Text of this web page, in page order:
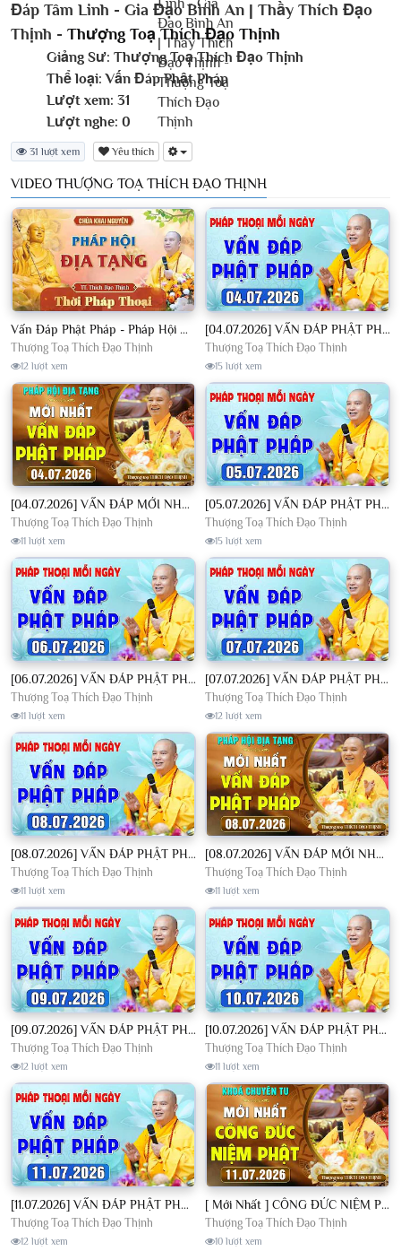
Đáp Tâm Linh - Gia Đạo Bình An | Thầy Thích Đạo
Thịnh - Thượng Toạ Thích Đạo Thịnh
Giảng Sư: Thượng Toạ Thích Đạo Thịnh
Thể loại: Vấn Đáp Phật Pháp
Lượt xem: 31
Lượt nghe: 0
31 lượt xem Yêu thích
VIDEO THƯỢNG TOẠ THÍCH ĐẠO THỊNH
Vấn Đáp Phật Pháp - Pháp Hội Địa Tạng Ngày 01/08/2026│TT. Thích Đạo Thịnh
Thượng Toạ Thích Đạo Thịnh
12 lượt xem
[04.07.2026] VẤN ĐÁP PHẬT PHÁP - Nghe Thầy giảng Pháp mỗi ngày CÔNG ĐỨC VÔ LƯỢNG│TT. Thích Đạo Thịnh
Thượng Toạ Thích Đạo Thịnh
15 lượt xem
[04.07.2026] VẤN ĐÁP MỚI NHẤT - Pháp Hội Địa Tạng Chùa Khai Nguyên | TT. Thích Đạo Thịnh
Thượng Toạ Thích Đạo Thịnh
11 lượt xem
[05.07.2026] VẤN ĐÁP PHẬT PHÁP - Nghe Thầy giảng Pháp mỗi ngày CÔNG ĐỨC VÔ LƯỢNG│TT. Thích Đạo Thịnh
Thượng Toạ Thích Đạo Thịnh
15 lượt xem
[06.07.2026] VẤN ĐÁP PHẬT PHÁP - Nghe Thầy giảng Pháp mỗi ngày CÔNG ĐỨC VÔ LƯỢNG│TT. Thích Đạo Thịnh
Thượng Toạ Thích Đạo Thịnh
11 lượt xem
[07.07.2026] VẤN ĐÁP PHẬT PHÁP - Nghe Thầy giảng Pháp mỗi ngày CÔNG ĐỨC VÔ LƯỢNG│TT. Thích Đạo Thịnh
Thượng Toạ Thích Đạo Thịnh
12 lượt xem
[08.07.2026] VẤN ĐÁP PHẬT PHÁP - Nghe Thầy giảng Pháp mỗi ngày CÔNG ĐỨC VÔ LƯỢNG│TT. Thích Đạo Thịnh
Thượng Toạ Thích Đạo Thịnh
11 lượt xem
[08.07.2026] VẤN ĐÁP MỚI NHẤT - Pháp Hội Địa Tạng Chùa Khai Nguyên | TT. Thích Đạo Thịnh
Thượng Toạ Thích Đạo Thịnh
11 lượt xem
[09.07.2026] VẤN ĐÁP PHẬT PHÁP - Nghe Thầy giảng Pháp mỗi ngày CÔNG ĐỨC VÔ LƯỢNG│TT. Thích Đạo Thịnh
Thượng Toạ Thích Đạo Thịnh
12 lượt xem
[10.07.2026] VẤN ĐÁP PHẬT PHÁP - Nghe Thầy giảng Pháp mỗi ngày CÔNG ĐỨC VÔ LƯỢNG│TT. Thích Đạo Thịnh
Thượng Toạ Thích Đạo Thịnh
11 lượt xem
[11.07.2026] VẤN ĐÁP PHẬT PHÁP - Nghe Thầy giảng Pháp mỗi ngày CÔNG ĐỨC VÔ LƯỢNG│TT. Thích Đạo Thịnh
Thượng Toạ Thích Đạo Thịnh
12 lượt xem
[ Mới Nhất ] CÔNG ĐỨC NIỆM PHẬT - Khoá Chuyên Tu Chùa Khai Nguyên 11/07/2026 | TT. Thích Đạo Thịnh
Thượng Toạ Thích Đạo Thịnh
10 lượt xem